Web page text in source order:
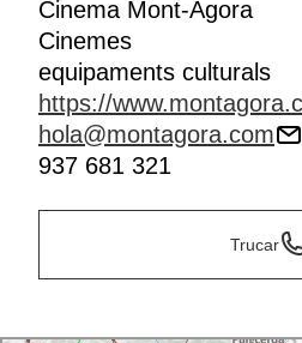
Cinema Mont-Àgora
Cinemes
equipaments culturals
https://
hola@montagora.com
937 681 321
Trucar